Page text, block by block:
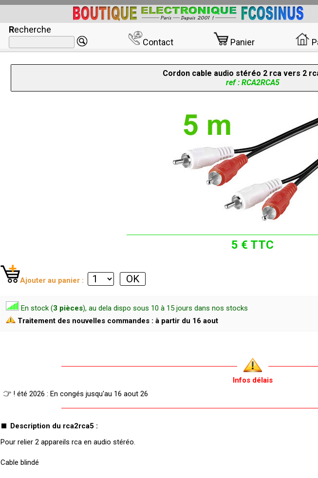
Recherche
Contact
Panier
Cordon cable audio stéréo 2 rca vers 2
ref : RCA2RCA5
5 € TTC
Ajouter au panier :
En stock (3 pièces), au dela dispo sous 10 à 15 jours dans nos stocks
Traitement des nouvelles commandes : à partir du 16 aout
Infos délais
! été 2026 : En congés jusqu'au 16 aout 26
Description du rca2rca5 :
Pour relier 2 appareils rca en audio stéréo.
Cable blindé